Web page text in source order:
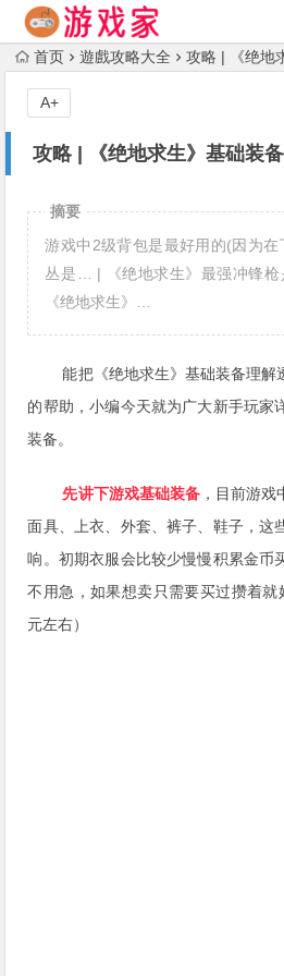
首页 遊戲攻略大全 攻略 | 《绝地
攻略 | 《绝地求生》基础装
A+
摘要
游戏中2级背包是最好用的(因为
丛是… | 《绝地求生》最强冲锋枪
《绝地求生》…
能把《绝地求生》基础装备理解
的帮助，小编今天就为广大新手玩家
装备。
先讲下游戏基础装备，目前游戏
面具、上衣、外套、裤子、鞋子，这
响。初期衣服会比较少慢慢积累金币
不用急，如果想卖只需要买过攒着
元左右）